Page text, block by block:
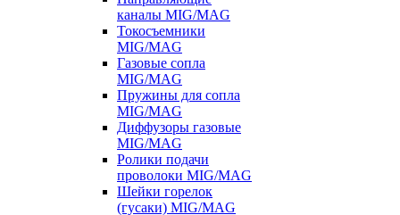
каналы MIG/MAG
Токосъемники
MIG/MAG
Газовые сопла
MIG/MAG
Пружины для сопла
MIG/MAG
Диффузоры газовые
MIG/MAG
Ролики подачи
проволоки MIG/MAG
Шейки горелок
(гусаки) MIG/MAG